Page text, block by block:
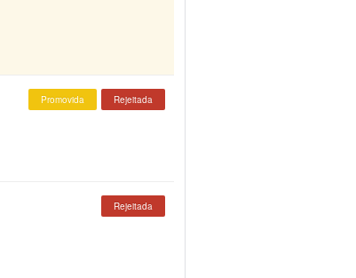
Promovida Rejeitada
Rejeitada